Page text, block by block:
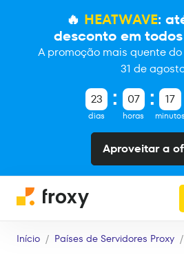
🔥 HEATWAVE:
desconto em
A promoção mais quente do
31 de
23
dias
07
horas
17
minutos
Aproveitar a
Início Países de Servidores Proxy